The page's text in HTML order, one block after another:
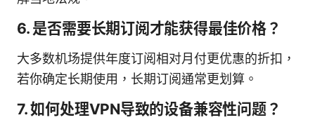
6. 是否需要长期订阅才能获得最佳价格？
大多数机场提供年度订阅相对月付更优惠的折扣，
若你确定长期使用，长期订阅通常更划算。
7. 如何处理VPN导致的设备兼容性问题？